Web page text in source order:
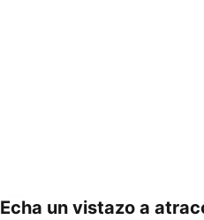
Echa un vistazo a